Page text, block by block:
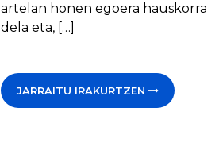
artelan honen egoera hauskorra
dela eta, […]
JARRAITU IRAKURTZEN